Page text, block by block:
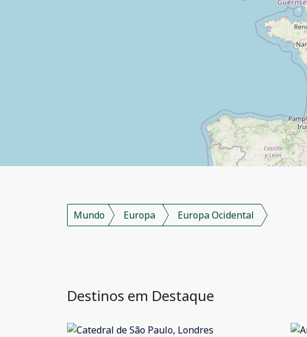
Mundo Europa Europa Ocidental
Destinos em Destaque